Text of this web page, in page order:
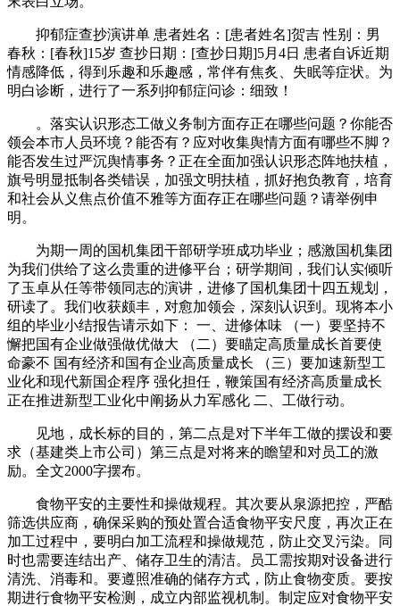
抑郁症查抄演讲单 患者姓名：[患者姓名]贺吉 性别：男
春秋：[春秋]15岁 查抄日期：[查抄日期]5月4日 患者自诉近期
情感降低，得到乐趣和乐趣感，常伴有焦炙、失眠等症状。为
明白诊断，进行了一系列抑郁症问诊：细致！
。落实认识形态工做义务制方面存正在哪些问题？你能否
领会本市人员环境？能否有？应对收集舆情方面有哪些不脚？
能否发生过严沉舆情事务？正在全面加强认识形态阵地扶植，
旗号明显抵制各类错误，加强文明扶植，抓好抱负教育，培育
和社会从义焦点价值不雅等方面存正在哪些问题？请举例申
明。
为期一周的国机集团干部研学班成功毕业；感激国机集团
为我们供给了这么贵重的进修平台；研学期间，我们认实倾听
了玉卓从任等带领同志的演讲，进修了国机集团十四五规划，
研读了。我们收获颇丰，对愈加领会，深刻认识到。现将本小
组的毕业小结报告请示如下： 一、进修体味 （一）要坚持不
懈把国有企业做强做优做大 （二）要瞄定高质量成长首要使
命豪不 国有经济和国有企业高质量成长 （三）要加速新型工
业化和现代新国企程序 强化担任，鞭策国有经济高质量成长
正在推进新型工业化中阐扬从力军感化 二、工做行动。
见地，成长标的目的，第二点是对下半年工做的摆设和要
求（基建类上市公司）第三点是对将来的瞻望和对员工的激
励。全文2000字摆布。
食物平安的主要性和操做规程。其次要从泉源把控，严酷
筛选供应商，确保采购的预处置合适食物平安尺度，再次正在
加工过程中，要明白加工流程和操做规范，防止交叉污染。同
时也需要连结出产、储存卫生的清洁。员工需按期对设备进行
清洗、消毒和。要遵照准确的储存方式，防止食物变质。要按
期进行食物平安检测，成立内部监视机制。制定应对食物平安